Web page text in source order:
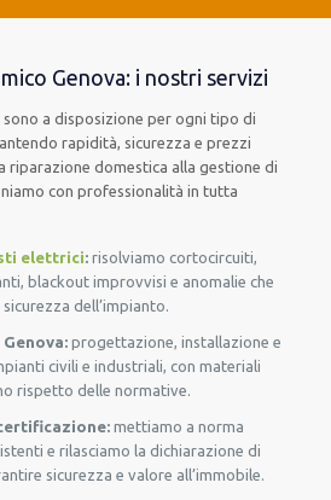
Genova: i nostri servizi
a disposizione per ogni tipo di
rapidità, sicurezza e prezzi
riparazione domestica alla gestione di
con professionalità in tutta
elettrici:risolviamo cortocircuiti,
blackout improvvisi e anomalie che
dell’impianto.
progettazione, installazione e
civili e industriali, con materiali
rispetto delle normative.
mettiamo a norma
e rilasciamo la dichiarazione di
sicurezza e valore all’immobile.